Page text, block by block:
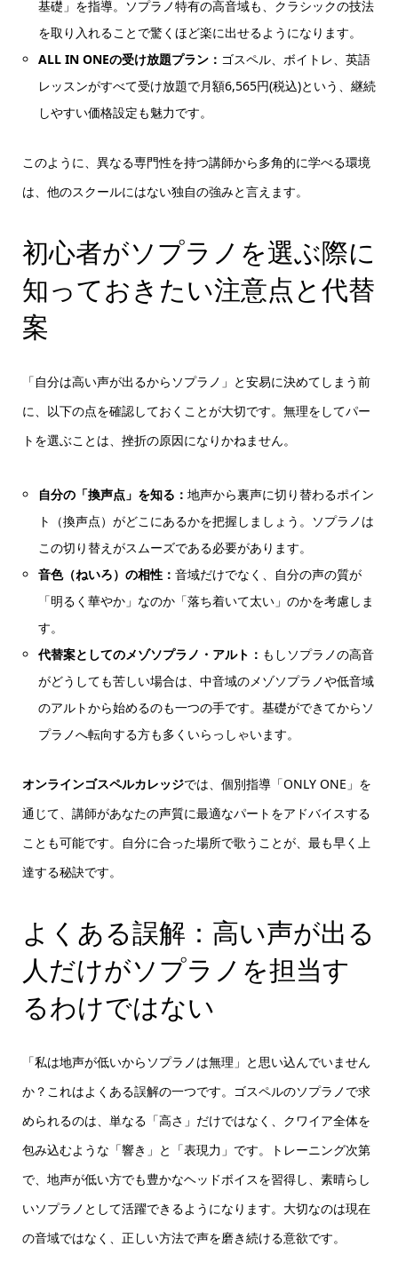
基礎」を指導。ソプラノ特有の高音域も、クラシックの技法
を取り入れることで驚くほど楽に出せるようになります。
ALL IN ONEの受け放題プラン： ゴスペル、ボイトレ、英語
レッスンがすべて受け放題で月額6,565円(税込)という、継続
しやすい価格設定も魅力です。
このように、異なる専門性を持つ講師から多角的に学べる環境
は、他のスクールにはない独自の強みと言えます。
初心者がソプラノを選ぶ際に
知っておきたい注意点と代替
案
「自分は高い声が出るからソプラノ」と安易に決めてしまう前
に、以下の点を確認しておくことが大切です。無理をしてパー
トを選ぶことは、挫折の原因になりかねません。
自分の「換声点」を知る：地声から裏声に切り替わるポイン
ト（換声点）がどこにあるかを把握しましょう。ソプラノは
この切り替えがスムーズである必要があります。
音色（ねいろ）の相性：音域だけでなく、自分の声の質が
「明るく華やか」なのか「落ち着いて太い」のかを考慮しま
す。
代替案としてのメゾソプラノ・アルト： もしソプラノの高音
がどうしても苦しい場合は、中音域のメゾソプラノや低音域
のアルトから始めるのも一つの手です。基礎ができてからソ
プラノへ転向する方も多くいらっしゃいます。
オンラインゴスペルカレッジでは、個別指導「ONLY ONE」を
通じて、講師があなたの声質に最適なパートをアドバイスする
ことも可能です。自分に合った場所で歌うことが、最も早く上
達する秘訣です。
よくある誤解：高い声が出る
人だけがソプラノを担当す
るわけではない
「私は地声が低いからソプラノは無理」と思い込んでいません
か？これはよくある誤解の一つです。ゴスペルのソプラノで求
められるのは、単なる「高さ」だけではなく、クワイア全体を
包み込むような「響き」と「表現力」です。トレーニング次第
で、地声が低い方でも豊かなヘッドボイスを習得し、素晴らし
いソプラノとして活躍できるようになります。大切なのは現在
の音域ではなく、正しい方法で声を磨き続ける意欲です。